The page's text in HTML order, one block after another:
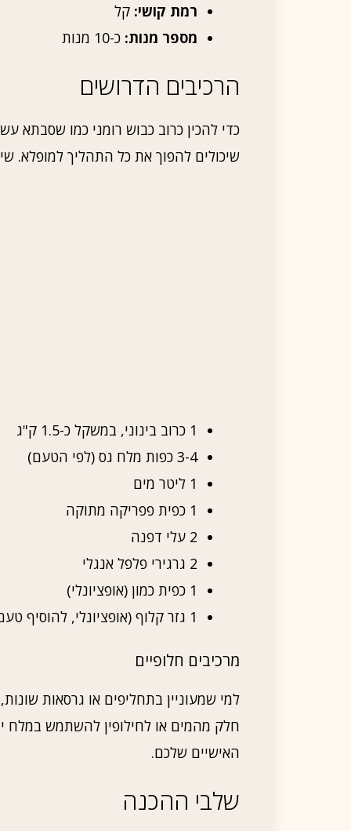
רמת קושי: קל
מספר מנות: כ-10 מנות
הרכיבים הדרושים
כדי להכין כרוב כבוש רומני כמו שסבתא
שיכולים להפוך את כל התהליך למופלא.
1 כרוב בינוני, במשקל כ-1.5 ק"ג
3-4 כפות מלח גס (לפי הטעם)
1 ליטר מים
1 כפית פפריקה מתוקה
2 עלי דפנה
2 גרגירי פלפל אנגלי
1 כפית כמון (אופציונלי)
1 גזר קלוף (אופציונלי, להוסיף טעם וצבע)
מרכיבים חלופיים
למי שמעוניין בתחליפים או גרסאות
חלק מהמים או לחילופין להשתמש
האישיים שלכם.
שלבי ההכנה